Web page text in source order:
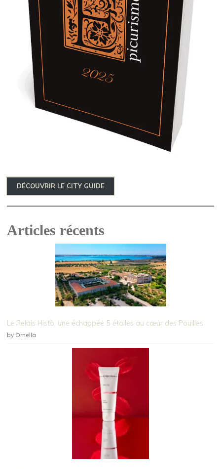
DÉCOUVRIR LE CITY GUIDE
Articles récents
Le Relais Histò, une échappée 5 étoiles au cœur des Pouilles
by Ornella